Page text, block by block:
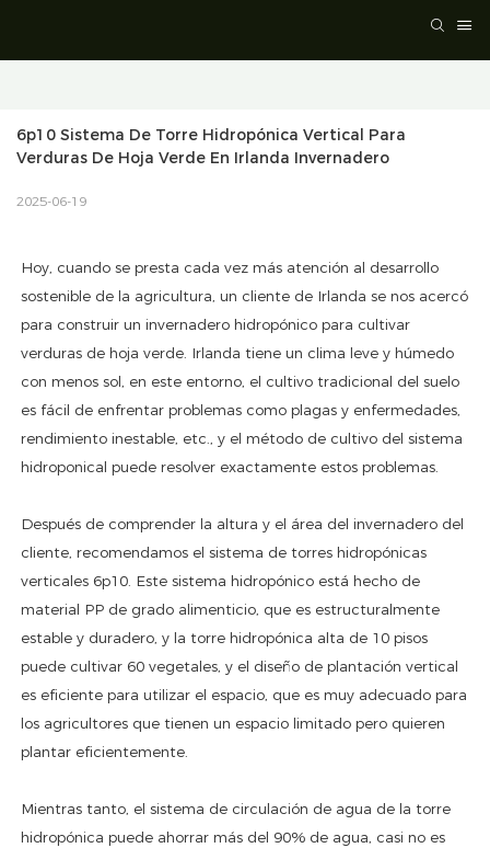
6p10 Sistema De Torre Hidropónica Vertical Para
Verduras De Hoja Verde En Irlanda Invernadero
2025-06-19
Hoy, cuando se presta cada vez más atención al desarrollo
sostenible de la agricultura, un cliente de Irlanda se nos acercó
para construir un invernadero hidropónico para cultivar
verduras de hoja verde. Irlanda tiene un clima leve y húmedo
con menos sol, en este entorno, el cultivo tradicional del suelo
es fácil de enfrentar problemas como plagas y enfermedades,
rendimiento inestable, etc., y el método de cultivo del sistema
hidroponical puede resolver exactamente estos problemas.
Después de comprender la altura y el área del invernadero del
cliente, recomendamos el sistema de torres hidropónicas
verticales 6p10. Este sistema hidropónico está hecho de
material PP de grado alimenticio, que es estructuralmente
estable y duradero, y la torre hidropónica alta de 10 pisos
puede cultivar 60 vegetales, y el diseño de plantación vertical
es eficiente para utilizar el espacio, que es muy adecuado para
los agricultores que tienen un espacio limitado pero quieren
plantar eficientemente.
Mientras tanto, el sistema de circulación de agua de la torre
hidropónica puede ahorrar más del 90% de agua, casi no es